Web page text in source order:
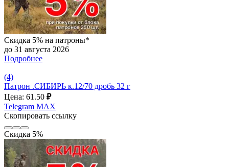
Скидка 5% на патроны*
до 31 августа 2026
Подробнее
(4)
Патрон .СИБИРЬ к.12/70 дробь 32 г
Цена: 61.50 ₽
Telegram MAX
Скопировать ссылку
Скидка 5%